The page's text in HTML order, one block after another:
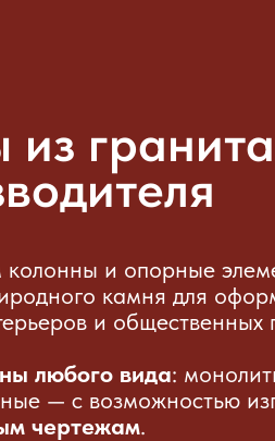
и опорные
камня для
и общественных
любого вида:
— с возможностью
чертежам.